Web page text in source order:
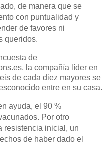
de manera que se
con puntualidad y
de favores ni
queridos.
de
la compañía líder en
de cada diez mayores se
entre en su casa.
ayuda, el 90 %
Por otro
resistencia inicial, un
de haber dado el